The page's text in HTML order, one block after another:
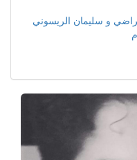
و سليمان الريسوني